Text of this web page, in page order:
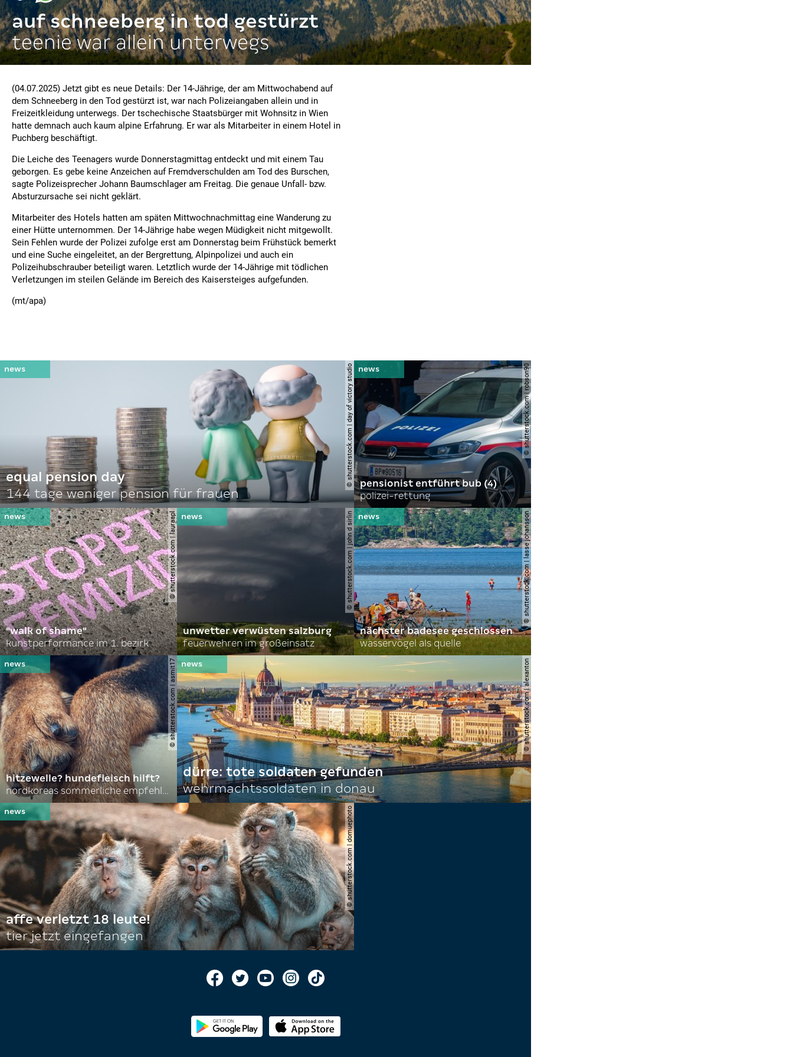
auf schneeberg in tod gestürzt
teenie war allein unterwegs
(04.07.2025) Jetzt gibt es neue Details: Der 14-Jährige, der am Mittwochabend auf
dem Schneeberg in den Tod gestürzt ist, war nach Polizeiangaben allein und in
Freizeitkleidung unterwegs. Der tschechische Staatsbürger mit Wohnsitz in Wien
hatte demnach auch kaum alpine Erfahrung. Er war als Mitarbeiter in einem Hotel in
Puchberg beschäftigt.
Die Leiche des Teenagers wurde Donnerstagmittag entdeckt und mit einem Tau
geborgen. Es gebe keine Anzeichen auf Fremdverschulden am Tod des Burschen,
sagte Polizeisprecher Johann Baumschlager am Freitag. Die genaue Unfall- bzw.
Absturzursache sei nicht geklärt.
Mitarbeiter des Hotels hatten am späten Mittwochnachmittag eine Wanderung zu
einer Hütte unternommen. Der 14-Jährige habe wegen Müdigkeit nicht mitgewollt.
Sein Fehlen wurde der Polizei zufolge erst am Donnerstag beim Frühstück bemerkt
und eine Suche eingeleitet, an der Bergrettung, Alpinpolizei und auch ein
Polizeihubschrauber beteiligt waren. Letztlich wurde der 14-Jährige mit tödlichen
Verletzungen im steilen Gelände im Bereich des Kaisersteiges aufgefunden.
(mt/apa)
© shutterstock.com | day of victory studio
equal pension day
144 tage weniger pension für frauen
© shutterstock.com | robson90
pensionist entführt bub (4)
polizei-rettung
© shutterstock.com | lauraapl
"walk of shame"
kunstperformance im 1. bezirk
© shutterstock.com | john d sirlin
unwetter verwüsten salzburg
feuerwehren im großeinsatz
© shutterstock.com | lasse johansson
nächster badesee geschlossen
wasservögel als quelle
© shutterstock.com | asmit17
hitzewelle? hundefleisch hilft?
nordkoreas sommerliche empfehlungen
© shutterstock.com | alexanton
dürre: tote soldaten gefunden
wehrmachtssoldaten in donau
© shutterstock.com | domuephoto
affe verletzt 18 leute!
tier jetzt eingefangen